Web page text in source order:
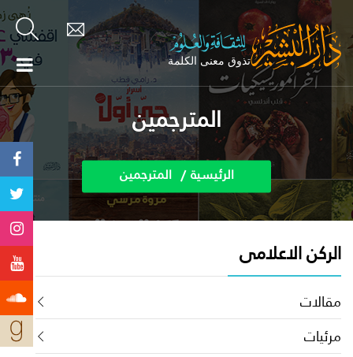
المترجمين
الرئيسية المترجمين
الركن الاعلامى
مقالات
مرئيات